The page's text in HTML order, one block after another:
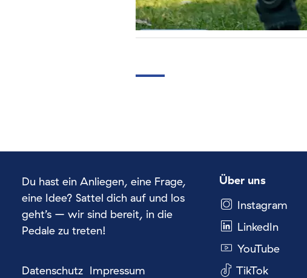
Du hast ein Anliegen, eine Frage,
eine Idee? Sattel dich auf und los
geht’s – wir sind bereit, in die
Pedale zu treten!
Datenschutz Impressum
Über uns
Instagram
LinkedIn
YouTube
TikTok